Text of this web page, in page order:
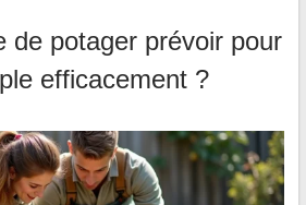
de potager prévoir pour
efficacement ?